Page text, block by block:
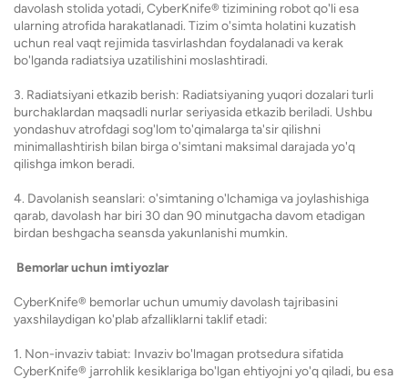
davolash stolida yotadi, CyberKnife® tizimining robot qo'li esa
ularning atrofida harakatlanadi. Tizim o'simta holatini kuzatish
uchun real vaqt rejimida tasvirlashdan foydalanadi va kerak
bo'lganda radiatsiya uzatilishini moslashtiradi.
3. Radiatsiyani etkazib berish: Radiatsiyaning yuqori dozalari turli
burchaklardan maqsadli nurlar seriyasida etkazib beriladi. Ushbu
yondashuv atrofdagi sog'lom to'qimalarga ta'sir qilishni
minimallashtirish bilan birga o'simtani maksimal darajada yo'q
qilishga imkon beradi.
4. Davolanish seanslari: o'simtaning o'lchamiga va joylashishiga
qarab, davolash har biri 30 dan 90 minutgacha davom etadigan
birdan beshgacha seansda yakunlanishi mumkin.
Bemorlar uchun imtiyozlar
CyberKnife® bemorlar uchun umumiy davolash tajribasini
yaxshilaydigan ko'plab afzalliklarni taklif etadi:
1. Non-invaziv tabiat: Invaziv bo'lmagan protsedura sifatida
CyberKnife® jarrohlik kesiklariga bo'lgan ehtiyojni yo'q qiladi, bu esa